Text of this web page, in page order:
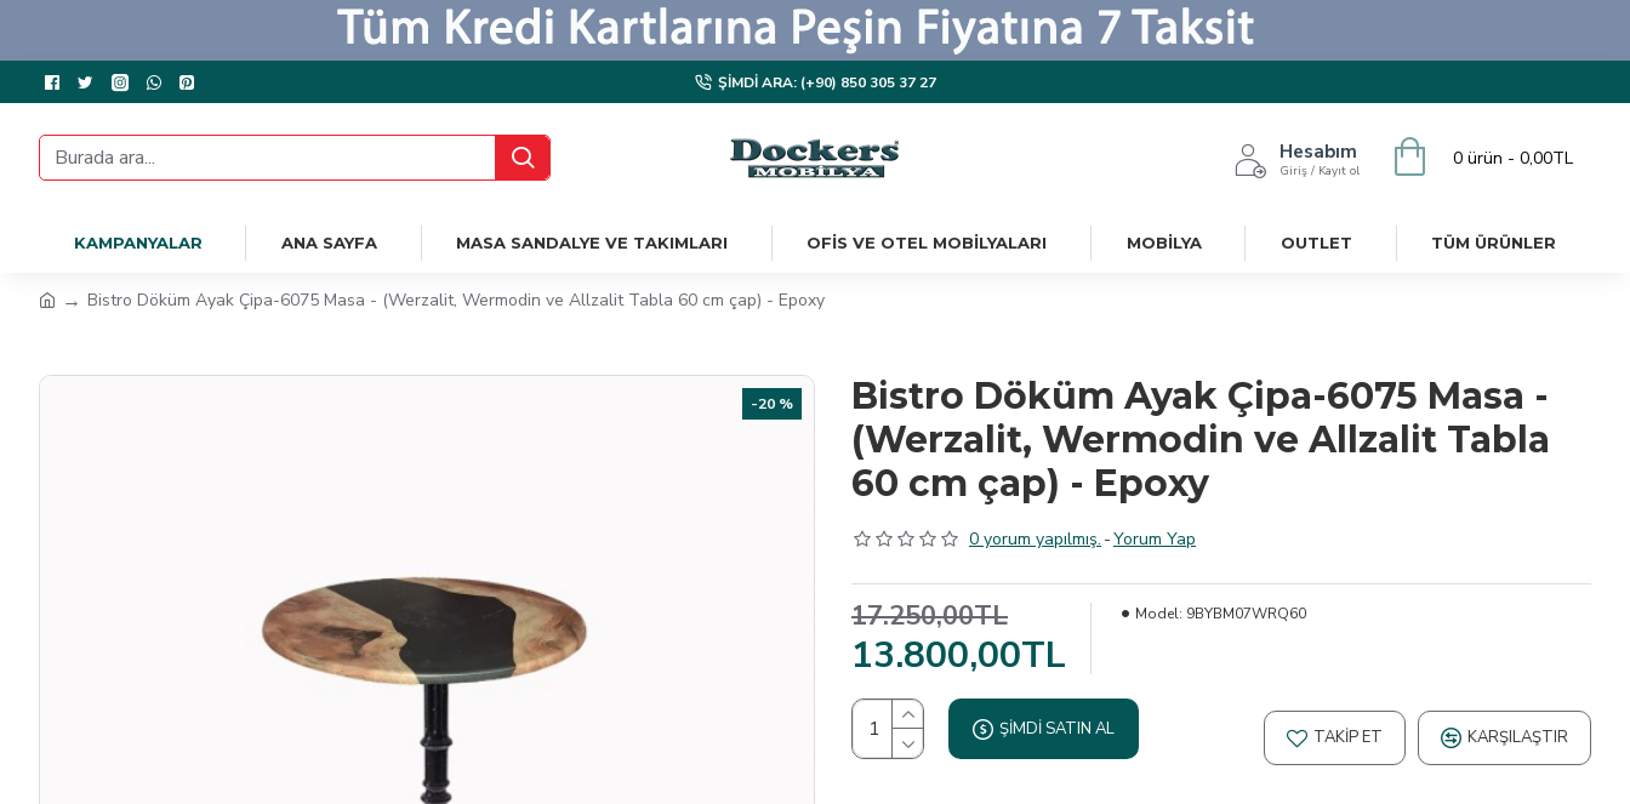
ŞIMDI ARA: (+90) 850 305 37 27
Hesabım
Giriş / Kayıt ol
0 ürün - 0,00TL
KAMPANYALAR ANA SAYFA MASA SANDALYE VE TAKIMLARI OFIS VE OTEL MOBILYALARI MOBILYA OUTLET TÜM ÜRÜNLER
Bistro Döküm Ayak Çipa-6075 Masa - (Werzalit, Wermodin ve Allzalit Tabla 60 cm çap) - Epoxy
-20 %
Bistro Döküm Ayak Çipa-6075 Masa -
(Werzalit, Wermodin ve Allzalit Tabla
60 cm çap) - Epoxy
0 yorum yapılmış. -Yorum Yap
13.800,00TL
17.250,00TL Model: 9BYBM07WRQ60
ŞIMDI SATIN AL TAKIP ET KARŞILAŞTIR